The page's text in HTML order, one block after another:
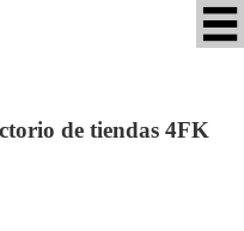
de tiendas 4FK